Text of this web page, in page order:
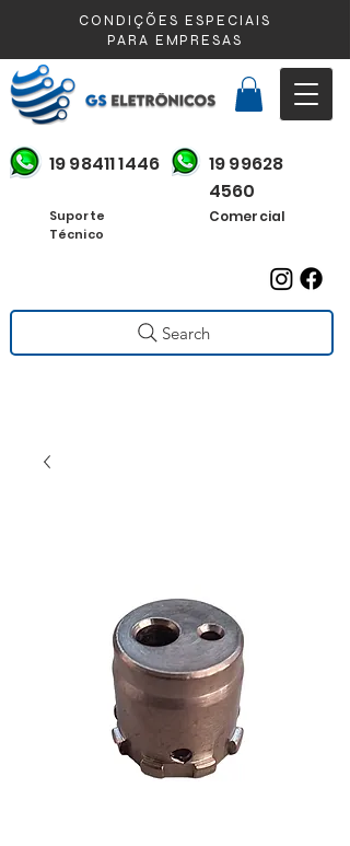
CONDIÇÕES ESPECIAIS
PARA EMPRESAS
19 98411 1446
Suporte
Técnico
19 99628
4560
Comercial
Search